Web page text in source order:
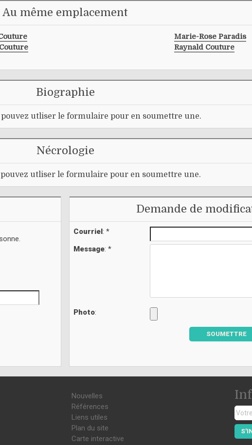
Au même emplacement
Marie-Rose Paradis
Raynald Couture
Biographie
utliser le formulaire pour en soumettre une.
Nécrologie
utliser le formulaire pour en soumettre une.
Demande de
Courriel: *
Message: *
Photo:
SOUMETTRE
Nouvelles
Références
Liens utiles
Plan du site
Carte interactive